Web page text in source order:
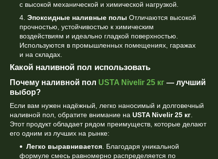
с высокой механической и химической нагрузкой.
Эпоксидные наливные полы Отличаются высокой
прочностью, устойчивостью к химическим
воздействиям и идеально гладкой поверхностью.
Используются в промышленных помещениях, гаражах
и на складах.
Какой наливной пол использовать
Почему наливной пол USTA Nivelir 25 кг — лучший
выбор?
Если вам нужен надёжный, легко наносимый и долговечный
наливной пол, обратите внимание на USTA Nivelir 25 кг
Этот продукт обладает рядом преимуществ, которые делают
его одним из лучших на рынке:
Легко выравнивается . Благодаря уникальной
формуле смесь равномерно распределяется по